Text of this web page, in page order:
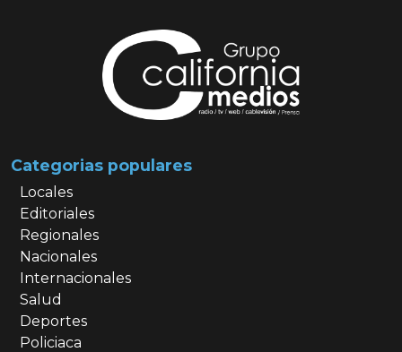
Categorias populares
Locales
Editoriales
Regionales
Nacionales
Internacionales
Salud
Deportes
Policiaca